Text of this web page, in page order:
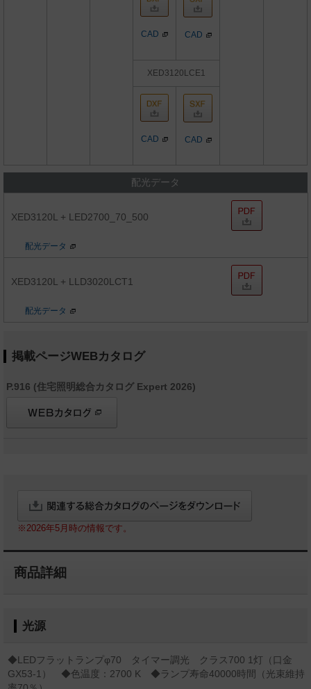
CAD CAD
XED3120LCE1
CAD CAD
配光データ
XED3120L + LED2700_70_500
配光データ
XED3120L + LLD3020LCT1
配光データ
掲載ページWEBカタログ
P.916 (住宅照明総合カタログ Expert 2026)
※2026年5月時の情報です。
商品詳細
光源
◆LEDフラットランプφ70 タイマー調光 クラス700 1灯（口金
GX53-1） ◆色温度：2700 K ◆ランプ寿命40000時間（光束維持